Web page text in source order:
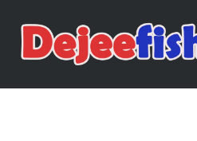
content
DEJEEFISH |